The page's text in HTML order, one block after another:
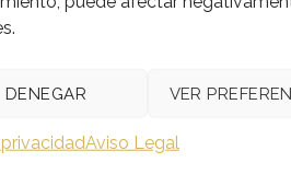
DENEGAR VER
Aviso Legal
DE ACABADO DE